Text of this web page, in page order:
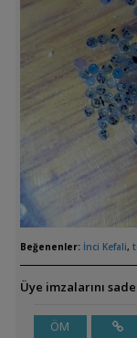
Beğenenler: İnci Kefali,
Üye imzalarını
ÖM